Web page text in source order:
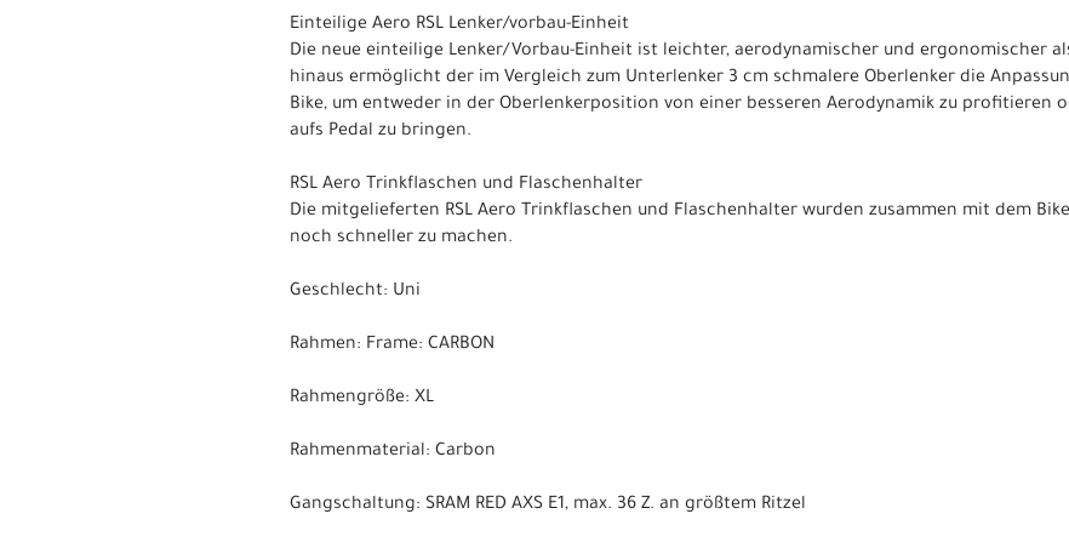
Einteilige Aero RSL Lenker/vorbau-Einheit
Die neue einteilige Lenker/Vorbau-Einheit ist leichter, aerodynamischer und ergonomischer
hinaus ermöglicht der im Vergleich zum Unterlenker 3 cm schmalere Oberlenker die
Bike, um entweder in der Oberlenkerposition von einer besseren Aerodynamik zu profitieren
aufs Pedal zu bringen.
RSL Aero Trinkflaschen und Flaschenhalter
Die mitgelieferten RSL Aero Trinkflaschen und Flaschenhalter wurden zusammen mit dem
noch schneller zu machen.
Geschlecht: Uni
Rahmen: Frame: CARBON
Rahmengröße: XL
Rahmenmaterial: Carbon
Gangschaltung: SRAM RED AXS E1, max. 36 Z. an größtem Ritzel